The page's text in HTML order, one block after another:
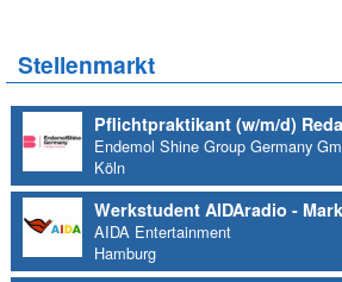
Stellenmarkt
Pflichtpraktikant (w/m/d)
Endemol Shine Group Germany
Köln
Werkstudent AIDAradio -
AIDA Entertainment
Hamburg